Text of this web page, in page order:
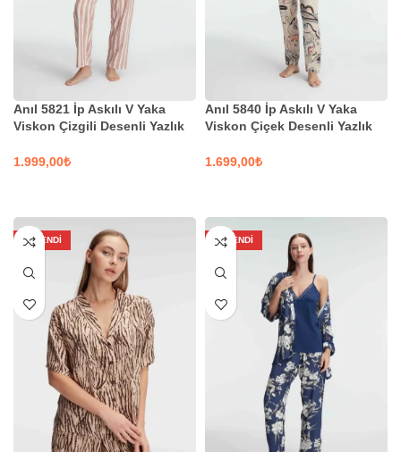
Anıl 5821 İp Askılı V Yaka
Viskon Çizgili Desenli Yazlık
₺
Anıl 5840 İp Askılı V Yaka
Viskon Çiçek Desenli Yazlık
Sabahlık₺
TÜKENDI TÜKENDI